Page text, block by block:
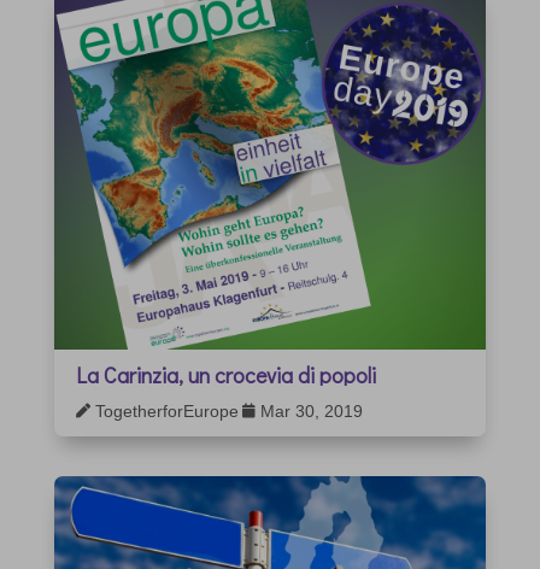
La Carinzia, un crocevia di popoli
 TogetherforEurope  Mar 30, 2019